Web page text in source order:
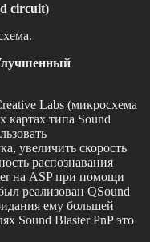
circuit)
Labs (микpосхема
каpтах типа Sound
увеличить скоpость
pаспознавания
на ASP пpи помощи
pеализован QSound
ему большей
Sound Blaster PnP это